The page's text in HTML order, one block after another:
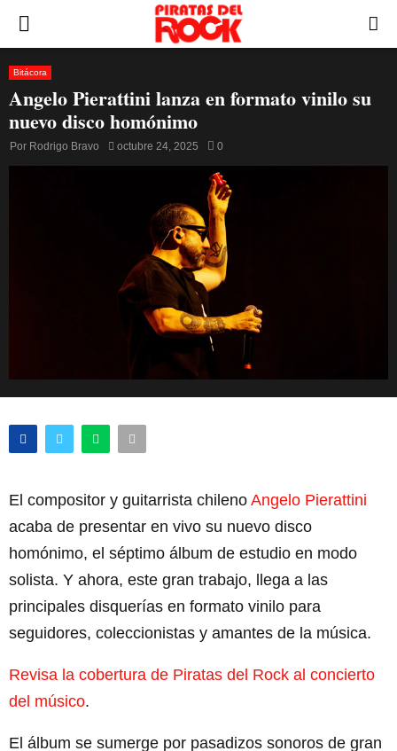
PRIMARY
MENU
Bitácora
Angelo Pierattini lanza en formato vinilo su
nuevo disco homónimo
Por Rodrigo Bravo octubre 24, 2025 0
El compositor y guitarrista chileno Angelo Pierattini
acaba de presentar en vivo su nuevo disco
homónimo, el séptimo álbum de estudio en modo
solista. Y ahora, este gran trabajo, llega a las
principales disquerías en formato vinilo para
seguidores, coleccionistas y amantes de la música.
Revisa la cobertura de Piratas del Rock al concierto
del músico.
El álbum se sumerge por pasadizos sonoros de gran